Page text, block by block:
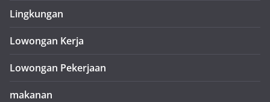
Lingkungan
Lowongan Kerja
Lowongan Pekerjaan
makanan